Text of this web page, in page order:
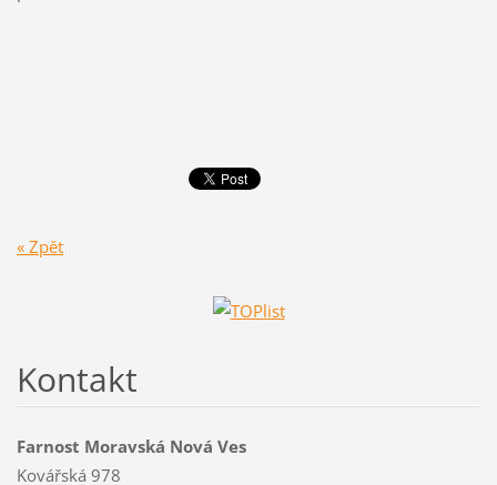
« Zpět
Kontakt
Farnost Moravská Nová Ves
Kovářská 978